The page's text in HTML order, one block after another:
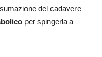
del cadavere
per spingerla a